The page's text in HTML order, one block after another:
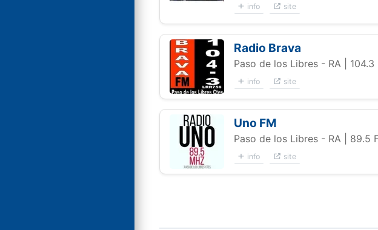
info site
Radio Brava
Paso de los Libres - RA |
info site
Uno FM
Paso de los Libres - RA | 89.5
info site